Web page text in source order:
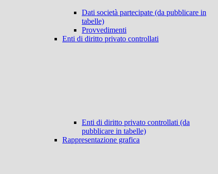
Dati società partecipate (da pubblicare in
tabelle)
Provvedimenti
Enti di diritto privato controllati
Enti di diritto privato controllati (da
pubblicare in tabelle)
Rappresentazione grafica